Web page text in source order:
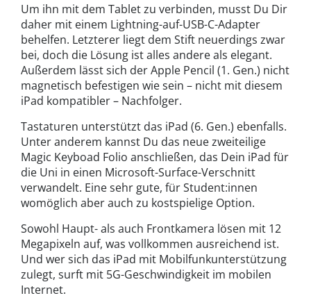
Um ihn mit dem Tablet zu verbinden, musst Du Dir
daher mit einem Lightning-auf-USB-C-Adapter
behelfen. Letzterer liegt dem Stift neuerdings zwar
bei, doch die Lösung ist alles andere als elegant.
Außerdem lässt sich der Apple Pencil (1. Gen.) nicht
magnetisch befestigen wie sein – nicht mit diesem
iPad kompatibler – Nachfolger.
Tastaturen unterstützt das iPad (6. Gen.) ebenfalls.
Unter anderem kannst Du das neue zweiteilige
Magic Keyboad Folio anschließen, das Dein iPad für
die Uni in einen Microsoft-Surface-Verschnitt
verwandelt. Eine sehr gute, für Student:innen
womöglich aber auch zu kostspielige Option.
Sowohl Haupt- als auch Frontkamera lösen mit 12
Megapixeln auf, was vollkommen ausreichend ist.
Und wer sich das iPad mit Mobilfunkunterstützung
zulegt, surft mit 5G-Geschwindigkeit im mobilen
Internet.